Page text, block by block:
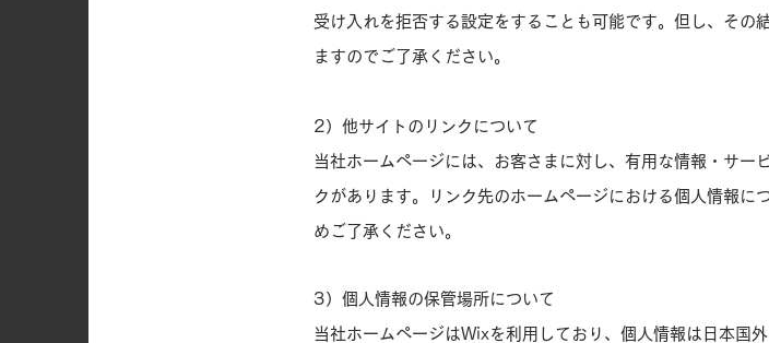
受け入れを拒否する設定をすることも可能です。但し、その
ますのでご了承ください。
2）他サイトのリンクについて
当社ホームページには、お客さまに対し、有用な情報・サ
クがあります。リンク先のホームページにおける個人情報
めご了承ください。
3）個人情報の保管場所について
当社ホームページはWixを利用しており、個人情報は日本国